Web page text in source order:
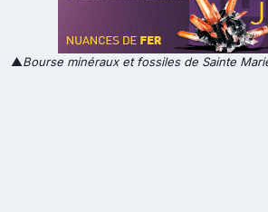
▲Bourse minéraux et fossiles de Sainte